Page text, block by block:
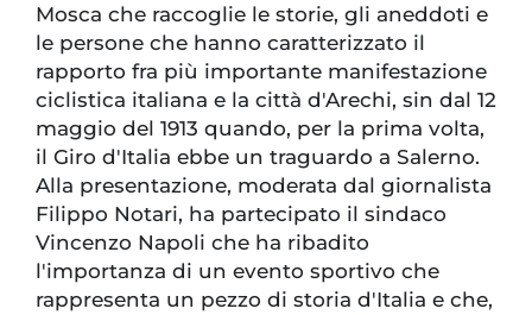
Mosca che raccoglie le storie, gli aneddoti e
le persone che hanno caratterizzato il
rapporto fra più importante manifestazione
ciclistica italiana e la città d'Arechi, sin dal 12
maggio del 1913 quando, per la prima volta,
il Giro d'Italia ebbe un traguardo a Salerno.
Alla presentazione, moderata dal giornalista
Filippo Notari, ha partecipato il sindaco
Vincenzo Napoli che ha ribadito
l'importanza di un evento sportivo che
rappresenta un pezzo di storia d'Italia e che,